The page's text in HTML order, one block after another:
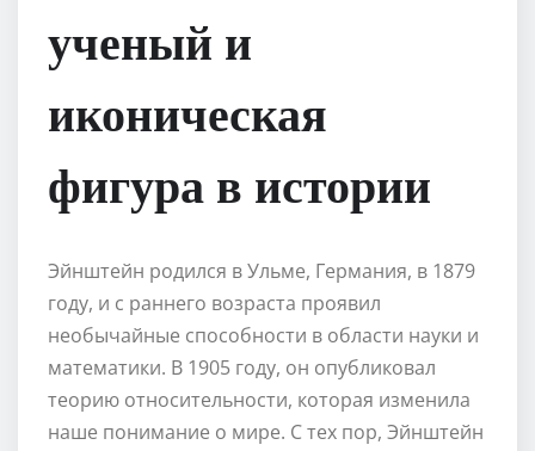
ученый и
иконическая
фигура в истории
Эйнштейн родился в Ульме, Германия, в 1879
году, и с раннего возраста проявил
необычайные способности в области науки и
математики. В 1905 году, он опубликовал
теорию относительности, которая изменила
наше понимание о мире. С тех пор, Эйнштейн